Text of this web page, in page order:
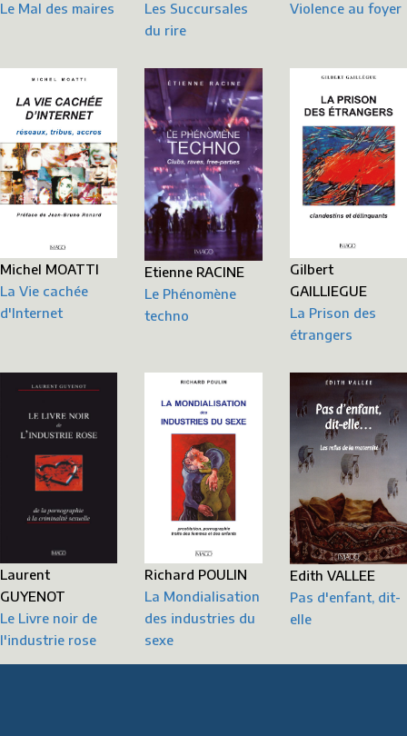
Le Mal des maires
Les Succursales
du rire
Violence au foyer
Michel MOATTI
La Vie cachée
d'Internet
Etienne RACINE
Le Phénomène
techno
Gilbert
GAILLIEGUE
La Prison des
étrangers
Laurent
GUYENOT
Le Livre noir de
l'industrie rose
Richard POULIN
La Mondialisation
des industries du
sexe
Edith VALLEE
Pas d'enfant, dit-
elle